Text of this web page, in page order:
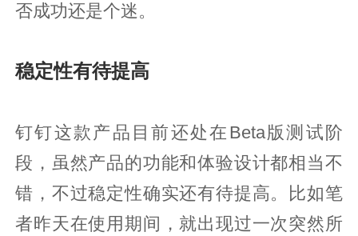
否成功还是个迷。
稳定性有待提高
钉钉这款产品目前还处在Beta版测试阶
段，虽然产品的功能和体验设计都相当不
错，不过稳定性确实还有待提高。比如笔
者昨天在使用期间，就出现过一次突然所